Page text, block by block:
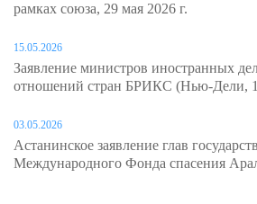
рамках союза, 29 мая 2026 г.
15.05.2026
Заявление министров иностранных
отношений стран БРИКС (Нью-Дели,
03.05.2026
Астанинское заявление глав
Международного Фонда спасения